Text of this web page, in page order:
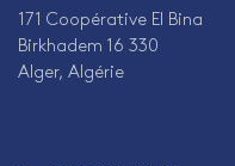
171 Coopérative El Bina
Birkhadem 16 330
Alger, Algérie